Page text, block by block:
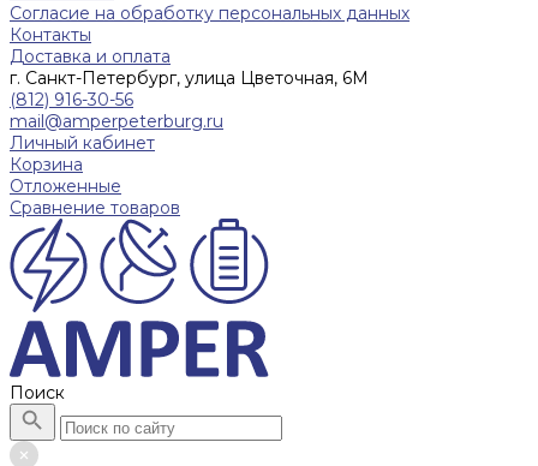
Согласие на обработку персональных данных
Контакты
Доставка и оплата
г. Санкт-Петербург, улица Цветочная, 6М
(812) 916-30-56
mail@amperpeterburg.ru
Личный кабинет
Корзина
Отложенные
Сравнение товаров
Поиск